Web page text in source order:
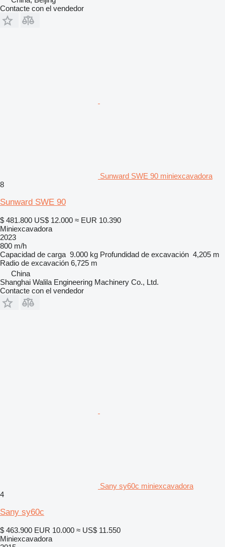
Contacte con el vendedor
Sunward SWE 90 miniexcavadora
8
Sunward SWE 90
$ 481.800 US$ 12.000 ≈ EUR 10.390
Miniexcavadora
2023
800 m/h
Capacidad de carga 9.000 kg Profundidad de excavación 4,205 m
Radio de excavación 6,725 m
China
Shanghai Walila Engineering Machinery Co., Ltd.
Contacte con el vendedor
Sany sy60c miniexcavadora
4
Sany sy60c
$ 463.900 EUR 10.000 ≈ US$ 11.550
Miniexcavadora